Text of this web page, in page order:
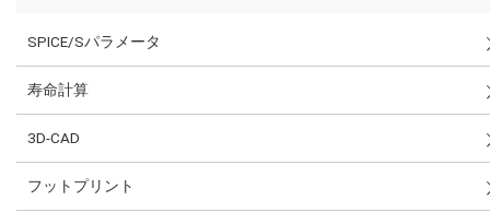
SPICE/Sパラメータ
寿命計算
3D-CAD
フットプリント